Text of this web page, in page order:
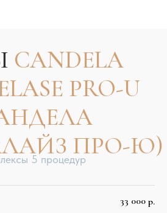
33 000 р.
PRO-U
ПРО-Ю)